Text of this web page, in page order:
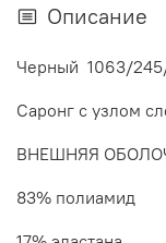
Описание
Черный 1063/
Саронг с узлом
ВНЕШНЯЯ
83% полиамид